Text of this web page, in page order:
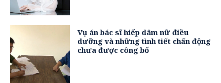
Vụ án bác sĩ hiếp dâm nữ điều
dưỡng và những tình tiết chấn động
chưa được công bố